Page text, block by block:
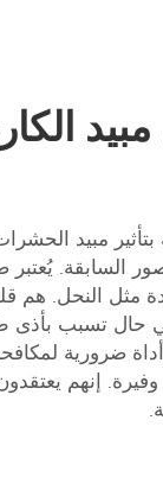
مبيد
يُعتبر
مثل النحل. هم
حال تسبب بأذى
ضرورية
وفيرة. إنهم